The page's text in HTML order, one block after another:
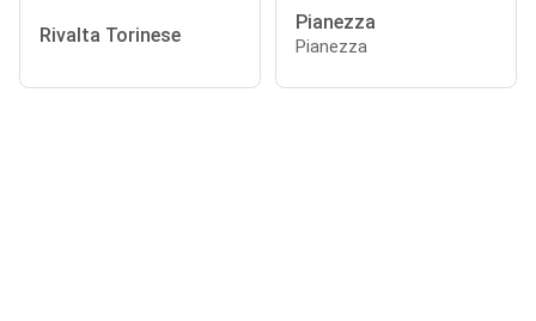
Rivalta Torinese
Pianezza
Pianezza